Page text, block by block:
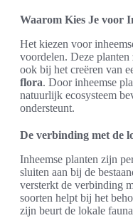
Waarom Kies Je voor
Het kiezen voor
voordelen. Deze
ook bij het creëren van
flora. Door inheemse
natuurlijk ecosysteem
ondersteunt.
De verbinding met de
Inheemse planten zijn
sluiten aan bij de
versterkt de verbinding
soorten helpt bij het
zijn beurt de lokale